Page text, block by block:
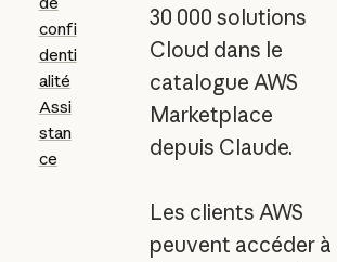
confi
denti
alité
Assi
stan
ce
30 000 solutions
Cloud dans le
catalogue AWS
Marketplace
depuis Claude.
Les clients AWS
peuvent accéder à